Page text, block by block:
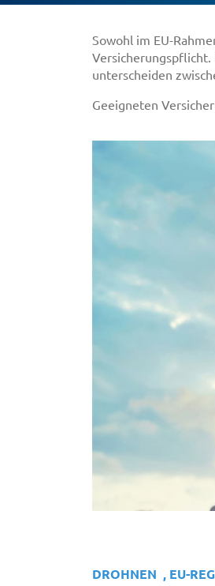
Sowohl im EU-
unterscheiden
Geeigneten
DROHNEN , EU-